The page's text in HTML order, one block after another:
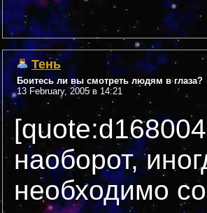
Тень
Боитесь ли вы смотреть людям в глаза?
13 February, 2005 в 14:21
наоборот,
необходимо